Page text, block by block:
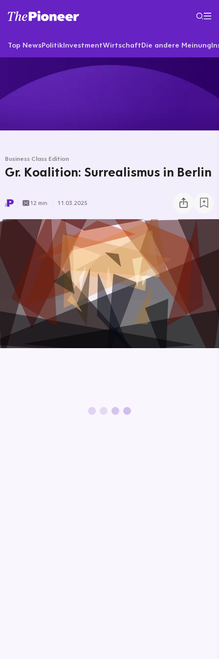
Top NewsPolitikInvestmentWirtschaftDie andere Meinung
Business Class Edition
Gr. Koalition: Surrealismus in Berlin
12 min. 11.03.2025